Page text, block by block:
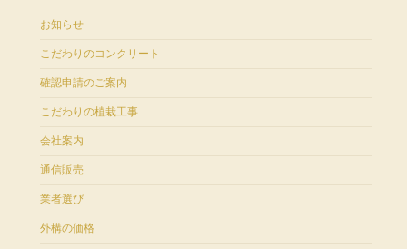
お知らせ
こだわりのコンクリート
確認申請のご案内
こだわりの植栽工事
会社案内
通信販売
業者選び
外構の価格